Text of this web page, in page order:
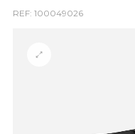
REF: 100049026